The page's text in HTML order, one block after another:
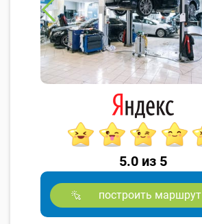
5.0 из 5
построить маршрут